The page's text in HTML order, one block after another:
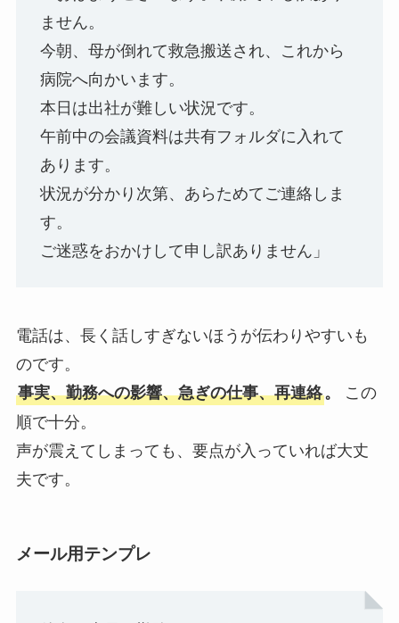
ません。
今朝、母が倒れて救急搬送され、これから
病院へ向かいます。
本日は出社が難しい状況です。
午前中の会議資料は共有フォルダに入れて
あります。
状況が分かり次第、あらためてご連絡しま
す。
ご迷惑をおかけして申し訳ありません」
電話は、長く話しすぎないほうが伝わりやすいも
のです。
事実、勤務への影響、急ぎの仕事、再連絡。
この
順で十分。
声が震えてしまっても、要点が入っていれば大丈
夫です。
メール用テンプレ